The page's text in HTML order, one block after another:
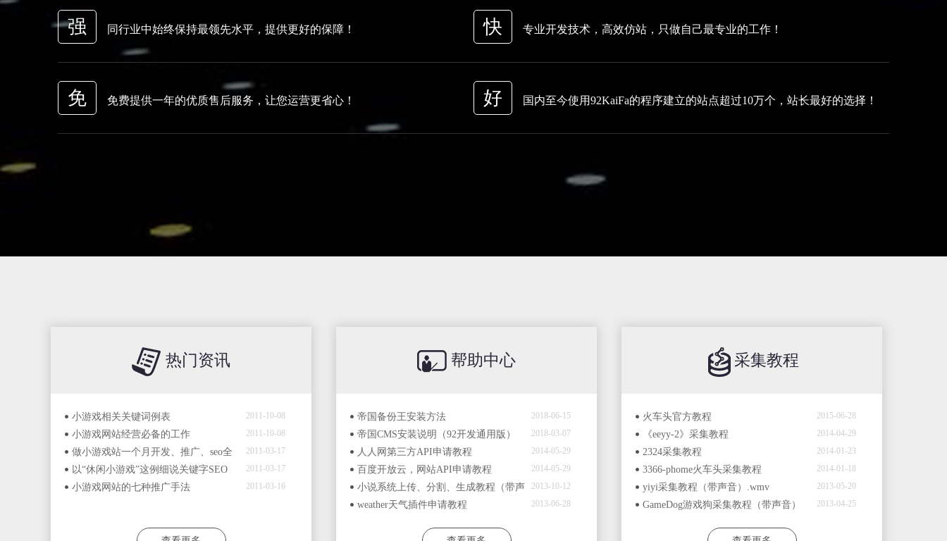
强 同行业中始终保持最领先水平，提供更好的保障！ 快 专业开发技术，高效仿站，只做自己最专业的工作！
免 免费提供一年的优质售后服务，让您运营更省心！ 好 国内至今使用92KaiFa的程序建立的站点超过10万个，站长最好的选择！
热门资讯
小游戏相关关键词例表 2011-10-08
小游戏网站经营必备的工作 2011-10-08
做小游戏站一个月开发、推广、seo全
套经验
2011-03-17
以“休闲小游戏”这例细说关键字SEO 2011-03-17
小游戏网站的七种推广手法 2011-03-16
帮助中心
帝国备份王安装方法 2018-06-15
帝国CMS安装说明（92开发通用版） 2018-03-07
人人网第三方API申请教程 2014-05-29
百度开放云，网站API申请教程 2014-05-29
小说系统上传、分割、生成教程（带声
音）
2013-10-12
weather天气插件申请教程 2013-06-28
采集教程
火车头官方教程 2015-06-28
《eeyy-2》采集教程 2014-04-29
2324采集教程 2014-01-23
3366-phome火车头采集教程 2014-01-18
yiyi采集教程（带声音）.wmv 2013-05-20
GameDog游戏狗采集教程（带声音） 2013-04-25